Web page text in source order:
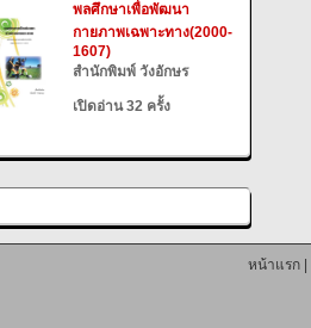
พลศึกษาเพื่อพัฒนา
กายภาพเฉพาะทาง(2000-
1607)
สำนักพิมพ์ วังอักษร
เปิดอ่าน 32 ครั้ง
หน้าแรก|